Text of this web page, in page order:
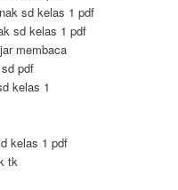
sd kelas 1 pdf
sd kelas 1 pdf
membaca
pdf
kelas 1
kelas 1 pdf
tk